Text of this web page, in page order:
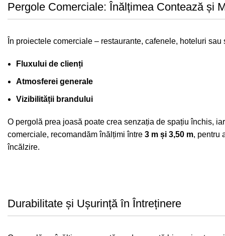
Pergole Comerciale: Înălțimea Contează și
În proiectele comerciale – restaurante, cafenele, hoteluri
Fluxului de clienți
Atmosferei generale
Vizibilității brandului
O pergolă prea joasă poate crea senzația de spațiu închis,
comerciale, recomandăm înălțimi între 3 m și 3,50 m, pentru
încălzire.
Durabilitate și Ușurință în Întreținere